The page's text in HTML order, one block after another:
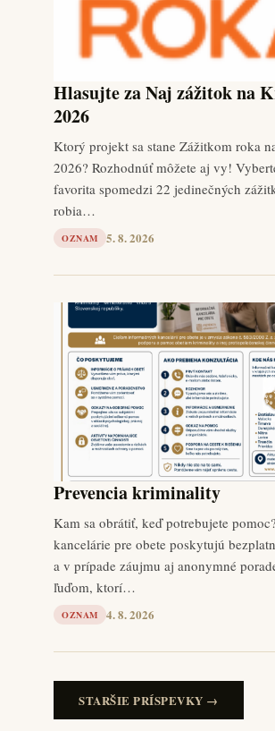
Hlasujte za Naj zážitok na
2026
Ktorý projekt sa stane Zážitkom roka
2026? Rozhodnúť môžete aj vy!
favorita spomedzi 22 jedinečných
robia…
OZNAM 5. 8. 2026
Prevencia kriminality
Kam sa obrátiť, keď potrebujete
kancelárie pre obete poskytujú
a v prípade záujmu aj anonymné
ľuďom, ktorí…
OZNAM 4. 8. 2026
STARŠIE PRÍSPEVKY →